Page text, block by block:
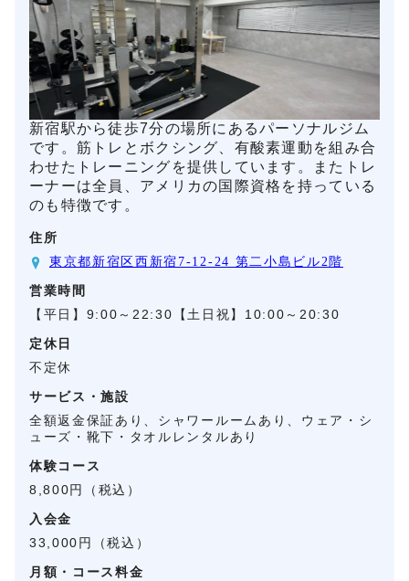
新宿駅から徒歩7分の場所にあるパーソナルジム
です。筋トレとボクシング、有酸素運動を組み合
わせたトレーニングを提供しています。またトレ
ーナーは全員、アメリカの国際資格を持っている
のも特徴です。
住所
東京都新宿区西新宿7-12-24 第二小島ビル2階
営業時間
【平日】9:00～22:30【土日祝】10:00～20:30
定休日
不定休
サービス・施設
全額返金保証あり、シャワールームあり、ウェア・シ
ューズ・靴下・タオルレンタルあり
体験コース
8,800円（税込）
入会金
33,000円（税込）
月額・コース料金